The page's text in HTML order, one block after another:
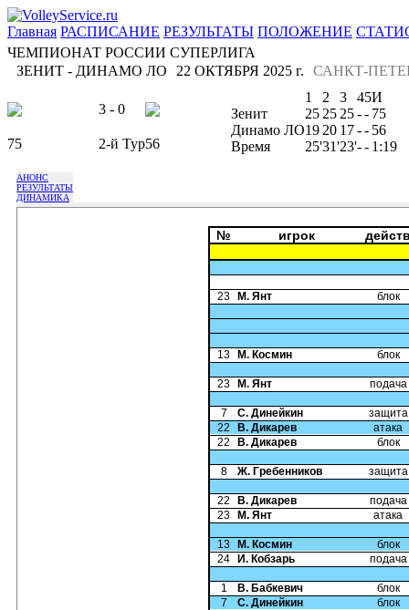
Главная РАСПИСАНИЕ РЕЗУЛЬТАТЫ ПОЛОЖЕНИЕ
ЧЕМПИОНАТ РОССИИ СУПЕРЛИГА
ЗЕНИТ - ДИНАМО ЛО
САНКТ-
22 ОКТЯБРЯ 2025 г.
3 - 0
75 2-й Тур56
1 2 3 45И
Зенит
25 25 25-- 75
Динамо ЛО19 20 17-- 56
Время
25'31'23'-- 1:19
АНОНС
РЕЗУЛЬТАТЫ
ДИНАМИКА
№ игрок
23 М. Янт блок
13 М. Космин блок
23 М. Янт подача
7 С. Динейкин
защита
22
В. Дикарев
атака
22
В. Дикарев блок
8 Ж. Гребенников защита
22 В. Дикарев
подача
23
М. Янт атака
13 М. Космин
блок
24
И. Кобзарь подача
1 В. Бабкевич
блок
7
С. Динейкин
блок